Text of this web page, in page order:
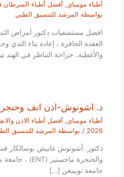
أطباء مومباي, أفضل أطباء السرطان في
بواسطة المرشد للتنسيق الطبي
افضل مستشفيات دكتور أمراض
العقدة الخافرة ، إعادة بناء الثدي
والأغطية، جراحة التناظر في الهند
د. اشوتوش-اذن انف
أطباء مومباي, أفضل أطباء الاذن
2026 / بواسطة المرشد للتنسيق
دكتور. أشوتوش غانيش بوسالكار
جامعة توبينغن […]